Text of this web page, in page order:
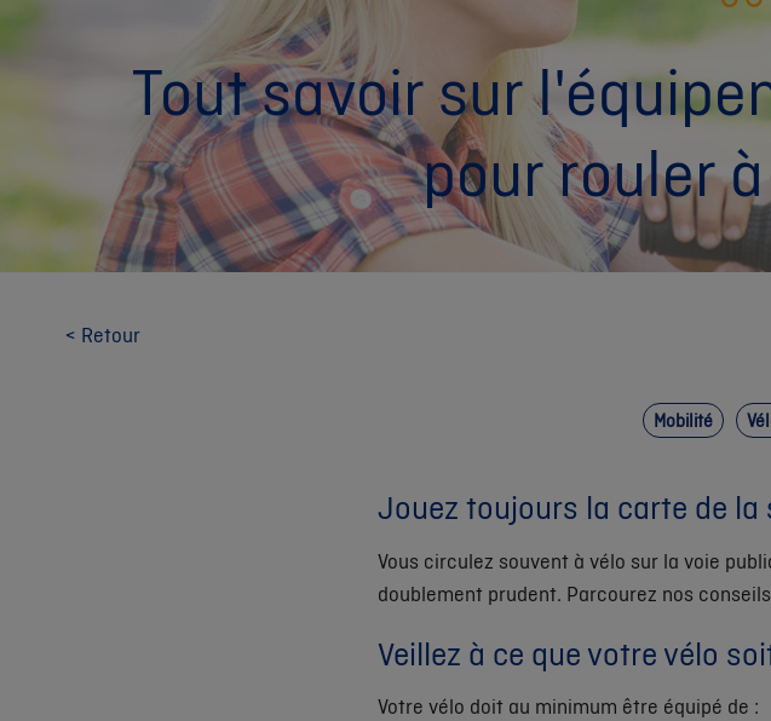
Tout savoir sur
pour rouler
< Retour
Mobilité
Jouez toujours la carte de
Vous circulez souvent à vélo sur la voie
doublement prudent. Parcourez nos
Veillez à ce que votre vélo
Votre vélo doit au minimum être équipé de :